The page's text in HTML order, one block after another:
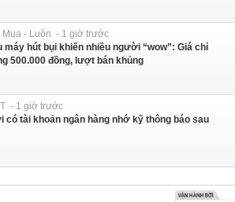
Mua - Luôn - 1 giờ trước
máy hút bụi khiến nhiều người “wow”: Giá chỉ
500.000 đồng, lượt bán khủng
- 1 giờ trước
có tài khoản ngân hàng nhớ kỹ thông báo sau